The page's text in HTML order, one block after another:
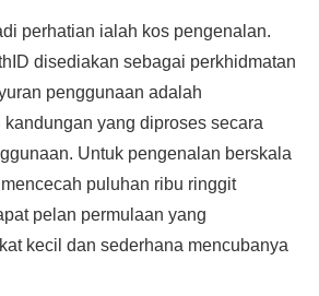
perhatian ialah kos pengenalan.
disediakan sebagai perkhidmatan
penggunaan adalah
kandungan yang diproses secara
Untuk pengenalan berskala
puluhan ribu ringgit
pelan permulaan yang
kecil dan sederhana mencubanya